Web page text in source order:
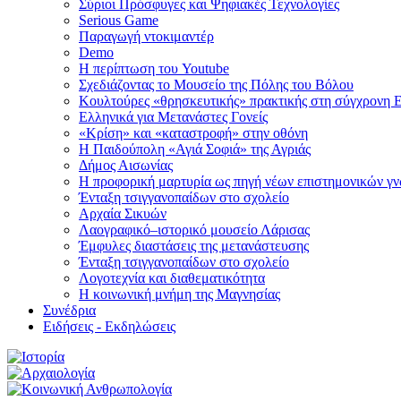
Σύριοι Πρόσφυγες και Ψηφιακές Τεχνολογίες
Serious Game
Παραγωγή ντοκιμαντέρ
Demo
Η περίπτωση του Youtube
Σχεδιάζοντας το Μουσείο της Πόλης του Βόλου
Κουλτούρες «θρησκευτικής» πρακτικής στη σύγχρονη
Ελληνικά για Μετανάστες Γονείς
«Κρίση» και «καταστροφή» στην οθόνη
Η Παιδούπολη «Αγιά Σοφιά» της Αγριάς
Δήμος Αισωνίας
Η προφορική μαρτυρία ως πηγή νέων επιστημονικών
Ένταξη τσιγγανοπαίδων στο σχολείο
Aρχαία Σικυών
Λαογραφικό–ιστορικό μουσείο Λάρισας
Έμφυλες διαστάσεις της μετανάστευσης
Ένταξη τσιγγανοπαίδων στο σχολείο
Λογοτεχνία και διαθεματικότητα
H κοινωνική μνήμη της Μαγνησίας
Συνέδρια
Ειδήσεις - Εκδηλώσεις